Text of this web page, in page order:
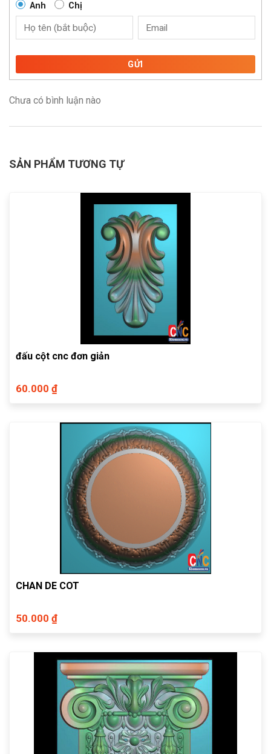
Anh Chị
GỬI
Chưa có bình luận nào
SẢN PHẨM TƯƠNG TỰ
đấu cột cnc đơn giản
60.000 ₫
CHAN DE COT
50.000 ₫